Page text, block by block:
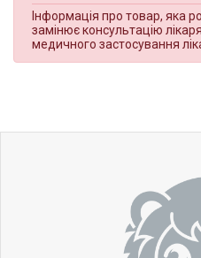
Інформація про товар, яка
замінює консультацію лікаря
медичного застосування